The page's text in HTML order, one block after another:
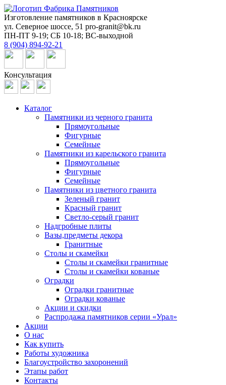
Изготовление памятников в Красноярске
ул. Северное шоссе, 51 pro-granit@bk.ru
ПН-ПТ 9-19; СБ 10-18; ВС-выходной
8 (904) 894-92-21
Консультация
Каталог
Памятники из черного гранита
Прямоугольные
Фигурные
Семейные
Памятники из карельского гранита
Прямоугольные
Фигурные
Семейные
Памятники из цветного гранита
Зеленый гранит
Красный гранит
Светло-серый гранит
Надгробные плиты
Вазы,предметы декора
Гранитные
Столы и скамейки
Столы и скамейки гранитные
Столы и скамейки кованые
Оградки
Оградки гранитные
Оградки кованые
Акции и скидки
Распродажа памятников серии «Урал»
Акции
О нас
Как купить
Работы художника
Благоустройство захоронений
Этапы работ
Контакты